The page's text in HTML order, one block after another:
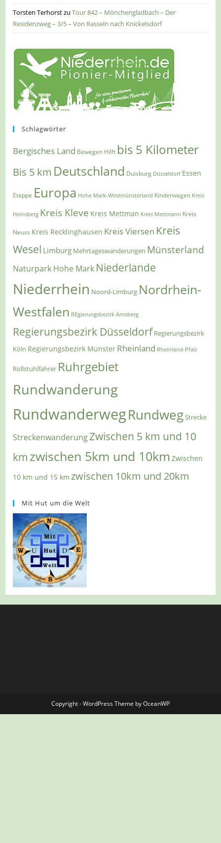
Torsten TerhorstzuTour 842 – Mönchengladbach – Der
Residenzweg – 3/5 – Von Rasseln nach Knickelsdorf
Schlagwörter
Bergisches Land Bewegen Hilft bis 5 Kilometer
Bis 5 km Deutschland Duisburg Düsseldorf Essen
Etappe Europa Hohe Mark-Westmünsterland Kinderwagen Kreis
Heinsberg Kreis Kleve Kreis Mettman Kreis Mettmann Kreis
Neuss Kreis Recklinghausen Kreis Viersen Kreis
Wesel Limburg Mehrtageswanderungen Münsterland
Naturpark Hohe Mark Niederlande
Niederrhein Noord-Limburg Nordrhein-
Westfalen REgierungsbezirk Arnsberg
Regierungsbezirk Düsseldorf Regierungsbezirk
Köln Regierungsbezirk Münster Rheinland Rheinland-Pfalz
Rollstuhlfahrer Ruhrgebiet
Rundwanderung
RundwanderwegRundwegStrecke
StreckenwanderungZwischen 5 km und 10
km zwischen 5km und 10km Zwischen
10 km und 15 km zwischen 10km und 20km
Mit Hut um die Welt
Copyright - WordPress Theme by OceanWP